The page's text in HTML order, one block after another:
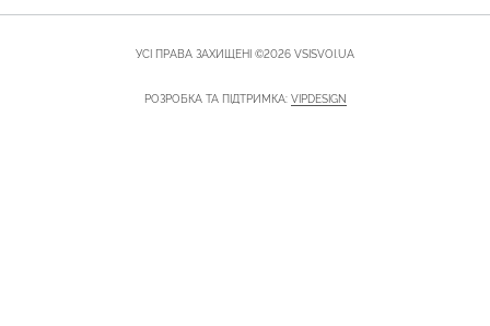
УСІ ПРАВА ЗАХИЩЕНІ ©2026 VSISVOI.UA
РОЗРОБКА ТА ПІДТРИМКА: VIPDESIGN